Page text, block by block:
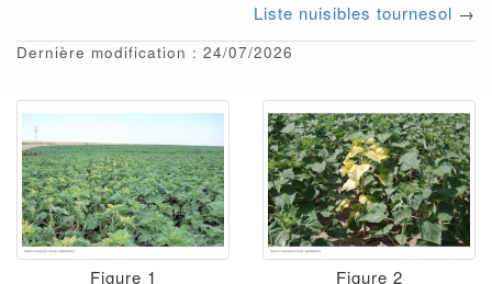
Liste nuisibles tournesol →
Dernière modification : 24/07/2026
Figure 1 Figure 2